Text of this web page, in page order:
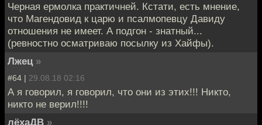
Черная ермолка практичней. Кстати, есть мнение,
что Магендовид к царю и псалмопевцу Давиду
отношения не имеет. А подгон - знатный...
(ревностно осматриваю посылку из Хайфы).
Лжец »
#64 | 29.08.18 02:16
А я говорил, я говорил, что они из этих!!! Никто,
никто не верил!!!!
лёхаДВ »